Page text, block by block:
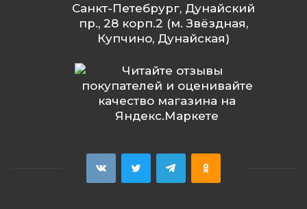
Санкт-Петебрург, Дунайский
пр., 28 корп.2 (м. Звёздная,
Купчино, Дунайская)